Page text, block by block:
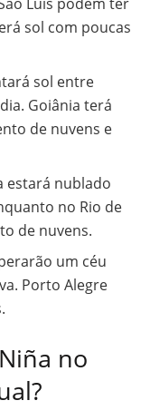
sol com poucas
sol entre
Goiânia terá
de nuvens e
estará nublado
no Rio de
de nuvens.
um céu
Porto Alegre
no